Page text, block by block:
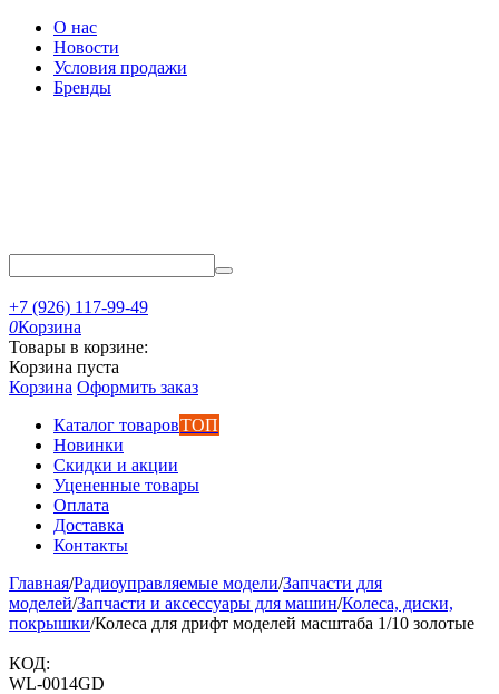
О нас
Новости
Условия продажи
Бренды
+7 (926) 117-99-49
0Корзина
Товары в корзине:
Корзина пуста
Корзина Оформить заказ
Каталог товаровТОП
Новинки
Скидки и акции
Уцененные товары
Оплата
Доставка
Контакты
Главная/Радиоуправляемые модели/Запчасти для
моделей/Запчасти и аксессуары для машин/Колеса, диски,
покрышки/Колеса для дрифт моделей масштаба 1/10 золотые
КОД:
WL-0014GD